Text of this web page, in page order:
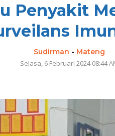
Penyakit
Sudirman - Mateng
Selasa, 6 Februari 2024 08:44